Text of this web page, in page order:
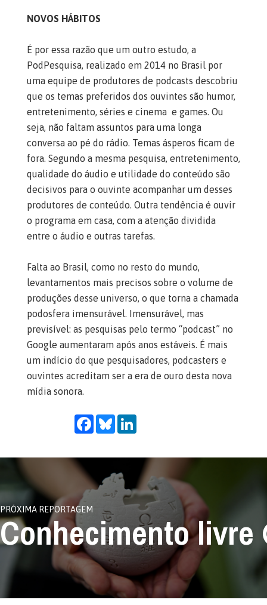
NOVOS HÁBITOS
É por essa razão que um outro estudo, a
PodPesquisa, realizado em 2014 no Brasil por
uma equipe de produtores de podcasts descobriu
que os temas preferidos dos ouvintes são humor,
entretenimento, séries e cinema e games. Ou
seja, não faltam assuntos para uma longa
conversa ao pé do rádio. Temas ásperos ficam de
fora. Segundo a mesma pesquisa, entretenimento,
qualidade do áudio e utilidade do conteúdo são
decisivos para o ouvinte acompanhar um desses
produtores de conteúdo. Outra tendência é ouvir
o programa em casa, com a atenção dividida
entre o áudio e outras tarefas.
Falta ao Brasil, como no resto do mundo,
levantamentos mais precisos sobre o volume de
produções desse universo, o que torna a chamada
podosfera imensurável. Imensurável, mas
previsível: as pesquisas pelo termo “podcast” no
Google aumentaram após anos estáveis. É mais
um indício do que pesquisadores, podcasters e
ouvintes acreditam ser a era de ouro desta nova
mídia sonora.
Facebook
Bluesky
PRÓXIMA REPORTAGEM
Conhecimento livre